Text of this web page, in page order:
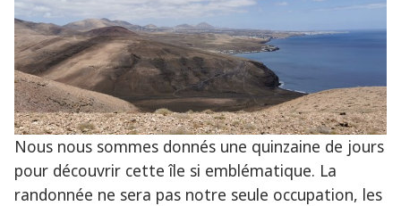
Nous nous sommes donnés une quinzaine de jours
pour découvrir cette île si emblématique. La
randonnée ne sera pas notre seule occupation, les